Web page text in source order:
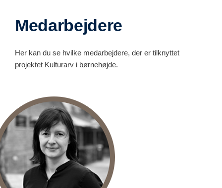
Medarbejdere
Her kan du se hvilke medarbejdere, der er tilknyttet
projektet Kulturarv i børnehøjde.